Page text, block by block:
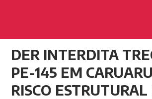
DER INTERDITA
PE-145 EM
RISCO ESTRUTURAL